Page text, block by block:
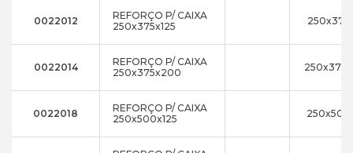
0022012
REFORÇO P/ CAIXA
250x375x125
0022014
REFORÇO P/ CAIXA
250x375x200
0022018
REFORÇO P/ CAIXA
250x500x125